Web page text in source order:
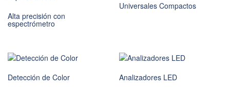
Alta precisión con
espectrómetro
Universales Compactos
Detección de Color Analizadores LED